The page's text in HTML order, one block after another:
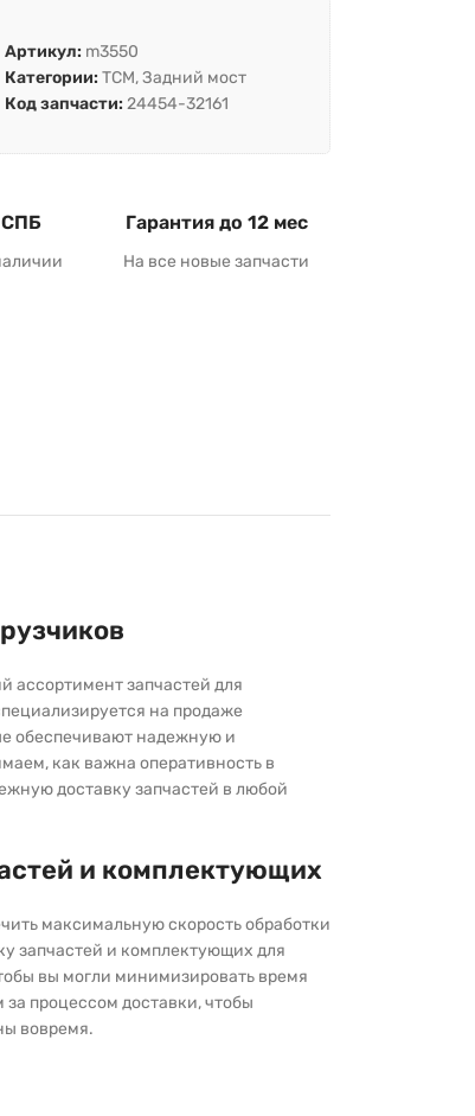
Артикул: m3550
Категории: TCM, Задний мост
Код запчасти: 24454-32161
СПБ Гарантия до 12 мес
На все новые запчасти
запчастей для
на продаже
обеспечивают надежную и
как важна оперативность в
доставку запчастей в любой
и комплектующих
максимальную скорость обработки
запчастей и комплектующих для
вы могли минимизировать время
процессом доставки, чтобы
вовремя.